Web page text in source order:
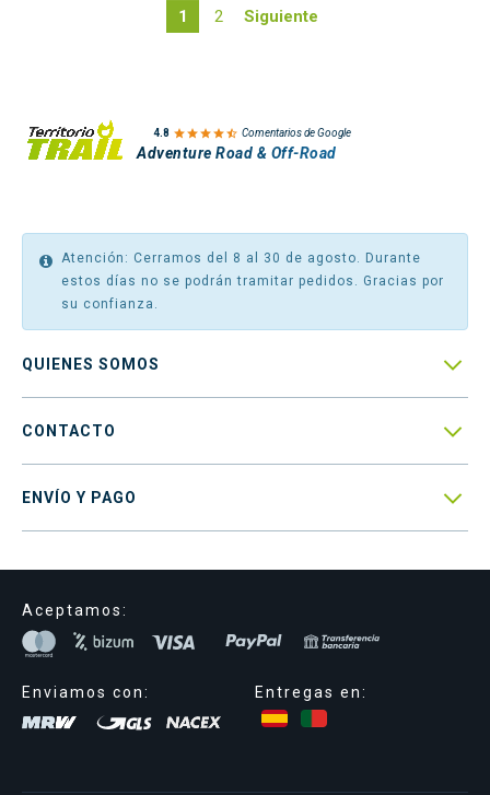
1 2 Siguiente
4.8  Comentarios de Google
Adventure Road & Off-Road
Atención: Cerramos del 8 al 30 de agosto. Durante
estos días no se podrán tramitar pedidos. Gracias por
su confianza.
QUIENES SOMOS 
CONTACTO 
ENVÍO Y PAGO 
Aceptamos:
Enviamos con: Entregas en: